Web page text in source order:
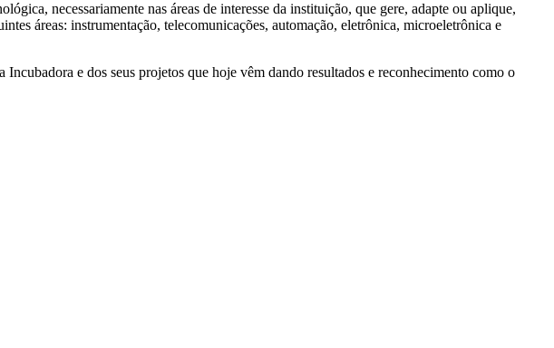
necessariamente nas áreas de interesse da instituição, que gere, adapte ou aplique,
áreas: instrumentação, telecomunicações, automação, eletrônica, microeletrônica e
e dos seus projetos que hoje vêm dando resultados e reconhecimento como o